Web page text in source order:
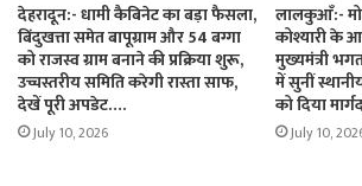
देहरादून:- धामी कैबिनेट का बड़ा फैसला,
बिंदुखत्ता समेत बापूग्राम और 54 बग्गा
को राजस्व ग्राम बनाने की प्रक्रिया शुरू,
उच्चस्तरीय समिति करेगी रास्ता साफ,
देखें पूरी अपडेट….
July 10, 2026
लालकुआँ:-
कोश्यारी के
मुख्यमंत्री
में सुनीं
को दिया
July 10,